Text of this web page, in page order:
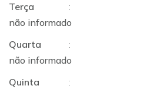
Terça
:
não informado
Quarta
:
não informado
Quinta
: